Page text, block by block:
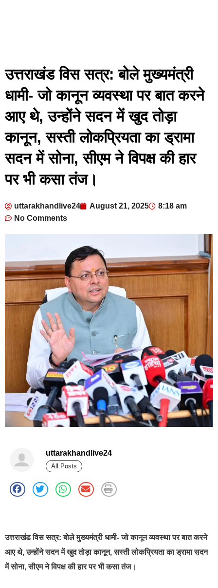
उत्तराखंड विस सत्र: बोले मुख्यमंत्री
धामी- जो कानून व्यवस्था पर बात करने
आए थे, उन्होंने सदन में खुद तोड़ा
कानून, सस्ती लोकप्रियता का ड्रामा
सदन में सोना, सीएम ने विपक्ष की हार
पर भी कसा तंज।
uttarakhandlive24 August 21, 2025
8:18 am
No Comments
uttarakhandlive24
All Posts
उत्तराखंड विस सत्र: बोले मुख्यमंत्री धामी- जो कानून व्यवस्था पर बात करने
आए थे, उन्होंने सदन में खुद तोड़ा कानून, सस्ती लोकप्रियता का ड्रामा सदन
में सोना, सीएम ने विपक्ष की हार पर भी कसा तंज।